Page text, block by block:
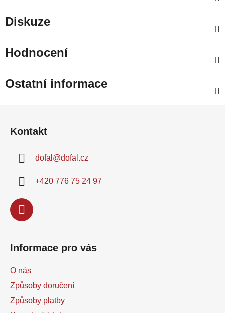
Diskuze
Hodnocení
Ostatní informace
Kontakt
dofal @dofal.cz
+420 776 75 24 97
Informace pro vás
O nás
Způsoby doručení
Způsoby platby